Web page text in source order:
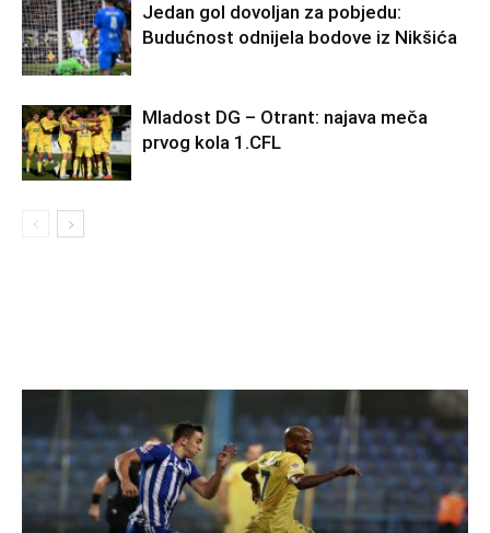
Jedan gol dovoljan za pobjedu:
Budućnost odnijela bodove iz Nikšića
Mladost DG – Otrant: najava meča
prvog kola 1.CFL